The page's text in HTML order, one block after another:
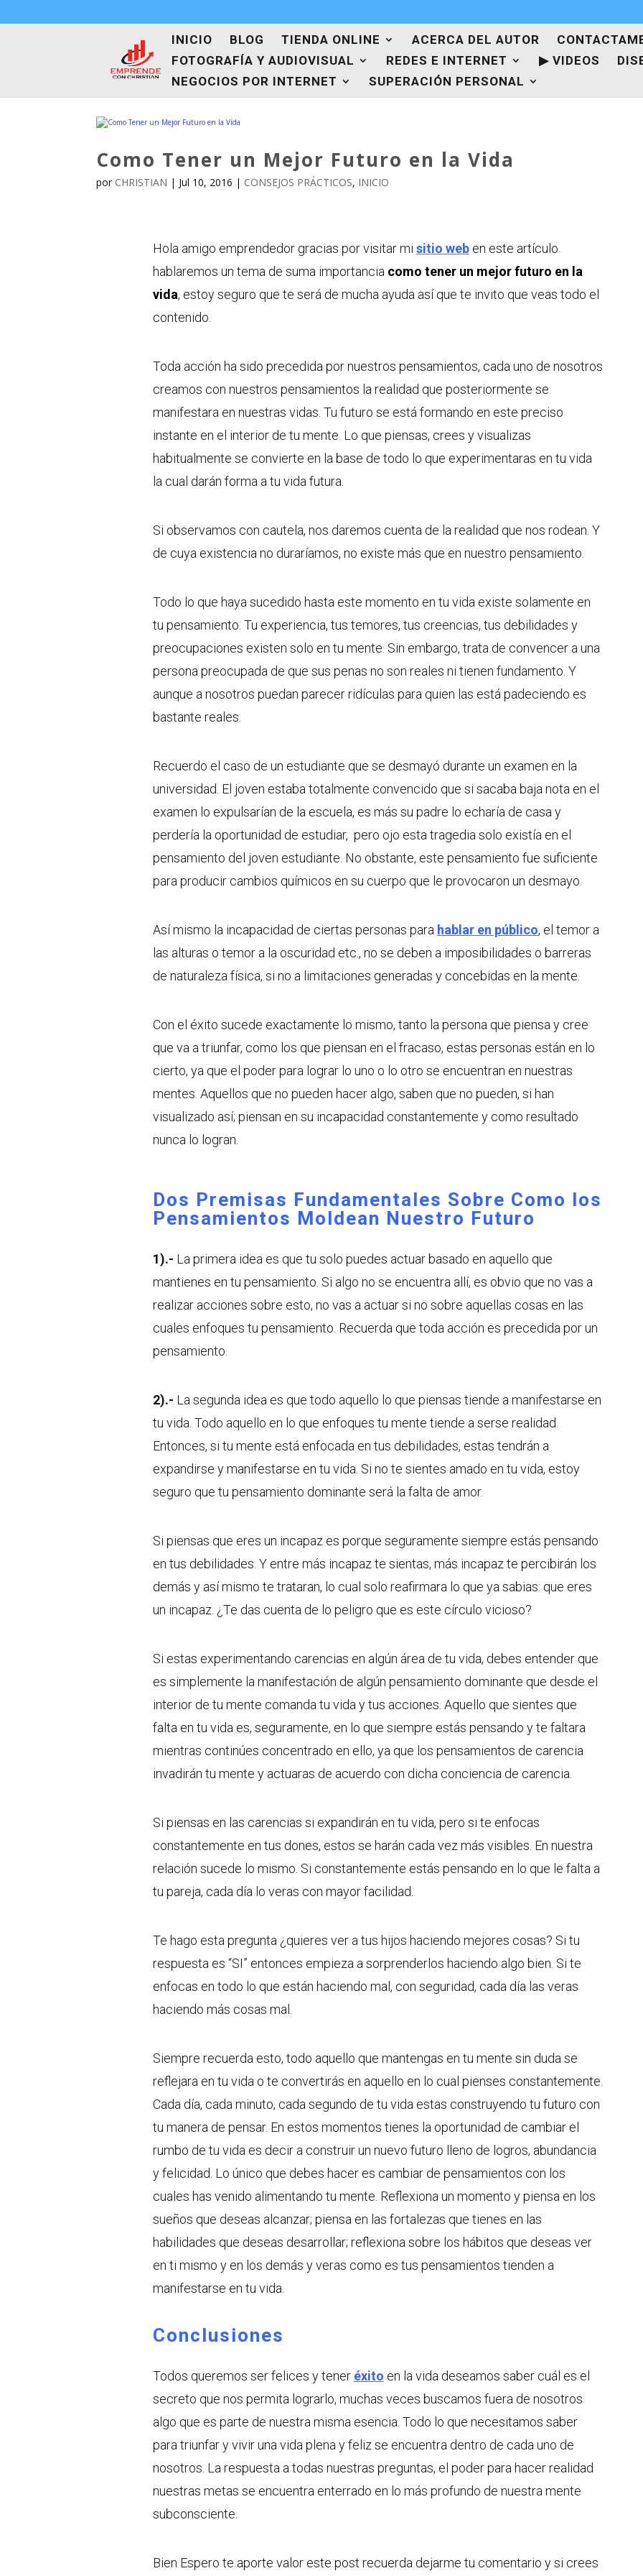
INICIO BLOG TIENDA ONLINE ACERCA DEL AUTOR
FOTOGRAFÍA Y AUDIOVISUAL
REDES E INTERNET ▶ VIDEOS
NEGOCIOS POR INTERNET
SUPERACIÓN PERSONAL
Como Tener un Mejor Futuro en la Vida
por CHRISTIAN | Jul 10, 2016 | CONSEJOS PRÁCTICOS, INICIO
Hola amigo emprendedor gracias por visitar mi sitio weben este artículo
hablaremos un tema de suma importancia como tener un mejor futuro en la
vida, estoy seguro que te será de mucha ayuda así que te invito que veas todo el
contenido.
Toda acción ha sido precedida por nuestros pensamientos, cada uno de nosotros
creamos con nuestros pensamientos la realidad que posteriormente se
manifestara en nuestras vidas. Tu futuro se está formando en este preciso
instante en el interior de tu mente. Lo que piensas, crees y visualizas
habitualmente se convierte en la base de todo lo que experimentaras en tu vida
la cual darán forma a tu vida futura.
Si observamos con cautela, nos daremos cuenta de la realidad que nos rodean. Y
de cuya existencia no duraríamos, no existe más que en nuestro pensamiento.
Todo lo que haya sucedido hasta este momento en tu vida existe solamente en
tu pensamiento. Tu experiencia, tus temores, tus creencias, tus debilidades y
preocupaciones existen solo en tu mente. Sin embargo, trata de convencer a una
persona preocupada de que sus penas no son reales ni tienen fundamento. Y
aunque a nosotros puedan parecer ridículas para quien las está padeciendo es
bastante reales.
Recuerdo el caso de un estudiante que se desmayó durante un examen en la
universidad. El joven estaba totalmente convencido que si sacaba baja nota en el
examen lo expulsarían de la escuela, es más su padre lo echaría de casa y
perdería la oportunidad de estudiar, pero ojo esta tragedia solo existía en el
pensamiento del joven estudiante. No obstante, este pensamiento fue suficiente
para producir cambios químicos en su cuerpo que le provocaron un desmayo.
Así mismo la incapacidad de ciertas personas para hablar en público, el temor a
las alturas o temor a la oscuridad etc., no se deben a imposibilidades o barreras
de naturaleza física, si no a limitaciones generadas y concebidas en la mente.
Con el éxito sucede exactamente lo mismo, tanto la persona que piensa y cree
que va a triunfar, como los que piensan en el fracaso, estas personas están en lo
cierto, ya que el poder para lograr lo uno o lo otro se encuentran en nuestras
mentes. Aquellos que no pueden hacer algo, saben que no pueden, si han
visualizado así; piensan en su incapacidad constantemente y como resultado
nunca lo logran.
Dos Premisas Fundamentales Sobre Como los
Pensamientos Moldean Nuestro Futuro
1).- La primera idea es que tu solo puedes actuar basado en aquello que
mantienes en tu pensamiento. Si algo no se encuentra allí, es obvio que no vas a
realizar acciones sobre esto, no vas a actuar si no sobre aquellas cosas en las
cuales enfoques tu pensamiento. Recuerda que toda acción es precedida por un
pensamiento.
2).- La segunda idea es que todo aquello lo que piensas tiende a manifestarse en
tu vida. Todo aquello en lo que enfoques tu mente tiende a serse realidad.
Entonces, si tu mente está enfocada en tus debilidades, estas tendrán a
expandirse y manifestarse en tu vida. Si no te sientes amado en tu vida, estoy
seguro que tu pensamiento dominante será la falta de amor.
Si piensas que eres un incapaz es porque seguramente siempre estás pensando
en tus debilidades. Y entre más incapaz te sientas, más incapaz te percibirán los
demás y así mismo te trataran, lo cual solo reafirmara lo que ya sabias: que eres
un incapaz. ¿Te das cuenta de lo peligro que es este círculo vicioso?
Si estas experimentando carencias en algún área de tu vida, debes entender que
es simplemente la manifestación de algún pensamiento dominante que desde el
interior de tu mente comanda tu vida y tus acciones. Aquello que sientes que
falta en tu vida es, seguramente, en lo que siempre estás pensando y te faltara
mientras continúes concentrado en ello, ya que los pensamientos de carencia
invadirán tu mente y actuaras de acuerdo con dicha conciencia de carencia.
Si piensas en las carencias si expandirán en tu vida, pero si te enfocas
constantemente en tus dones, estos se harán cada vez más visibles. En nuestra
relación sucede lo mismo. Si constantemente estás pensando en lo que le falta a
tu pareja, cada día lo veras con mayor facilidad.
Te hago esta pregunta ¿quieres ver a tus hijos haciendo mejores cosas? Si tu
respuesta es “SI” entonces empieza a sorprenderlos haciendo algo bien. Si te
enfocas en todo lo que están haciendo mal, con seguridad, cada día las veras
haciendo más cosas mal.
Siempre recuerda esto, todo aquello que mantengas en tu mente sin duda se
reflejara en tu vida o te convertirás en aquello en lo cual pienses constantemente.
Cada día, cada minuto, cada segundo de tu vida estas construyendo tu futuro con
tu manera de pensar. En estos momentos tienes la oportunidad de cambiar el
rumbo de tu vida es decir a construir un nuevo futuro lleno de logros, abundancia
y felicidad. Lo único que debes hacer es cambiar de pensamientos con los
cuales has venido alimentando tu mente. Reflexiona un momento y piensa en los
sueños que deseas alcanzar; piensa en las fortalezas que tienes en las
habilidades que deseas desarrollar; reflexiona sobre los hábitos que deseas ver
en ti mismo y en los demás y veras como es tus pensamientos tienden a
manifestarse en tu vida.
Conclusiones
Todos queremos ser felices y tener éxito en la vida deseamos saber cuál es el
secreto que nos permita lograrlo, muchas veces buscamos fuera de nosotros
algo que es parte de nuestra misma esencia. Todo lo que necesitamos saber
para triunfar y vivir una vida plena y feliz se encuentra dentro de cada uno de
nosotros. La respuesta a todas nuestras preguntas, el poder para hacer realidad
nuestras metas se encuentra enterrado en lo más profundo de nuestra mente
subconsciente.
Bien Espero te aporte valor este post recuerda dejarme tu comentario y si crees